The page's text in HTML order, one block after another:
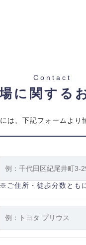
Contact
に関する
は、下記フォームよ
※ご住所・徒歩分数とも